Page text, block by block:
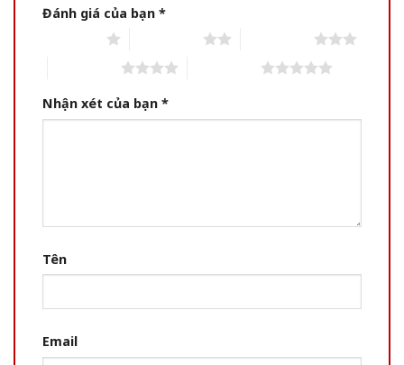
Đánh giá của bạn *
Nhận xét của bạn *
Tên
Email